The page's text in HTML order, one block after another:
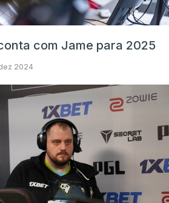
com Jame para 2025
2024